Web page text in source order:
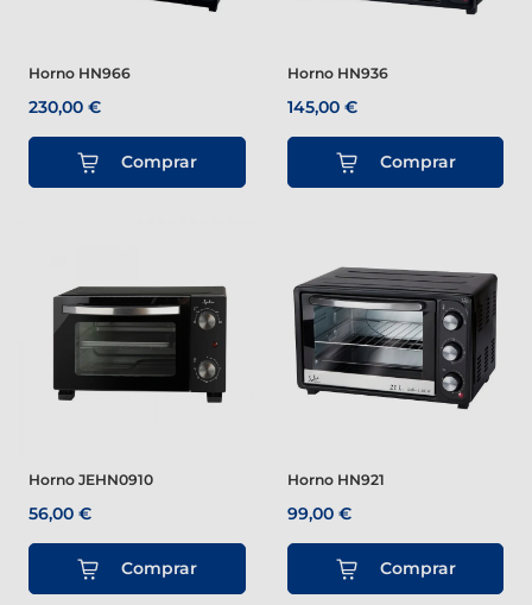
Horno HN966
230,00 €
Comprar
Horno HN936
145,00 €
Comprar
Horno JEHN0910
56,00 €
Comprar
Horno HN921
99,00 €
Comprar